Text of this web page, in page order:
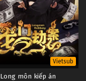
Vietsub
Long môn kiếp án